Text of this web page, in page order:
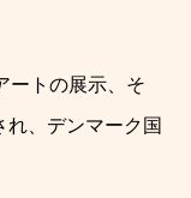
ートの展示、そ
れ、デンマーク国